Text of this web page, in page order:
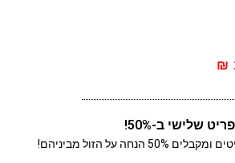
₪
פריט שלישי ב-50%!